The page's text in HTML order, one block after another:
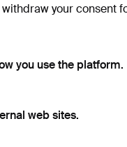
your consent
you use the platform.
web sites.